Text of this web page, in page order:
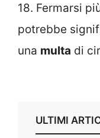
18. Fermarsi
potrebbe
una multa di
ULTIMI